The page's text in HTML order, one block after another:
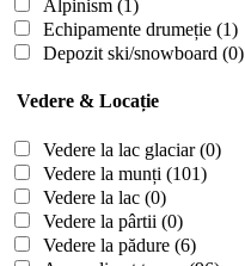
Alpinism (1)
Echipamente drumeție (1)
Depozit ski/snowboard (0)
Vedere & Locație
Vedere la lac glaciar(0)
Vedere la munți (101)
Vedere la lac (0)
Vedere la pârtii (0)
Vedere la pădure (6)